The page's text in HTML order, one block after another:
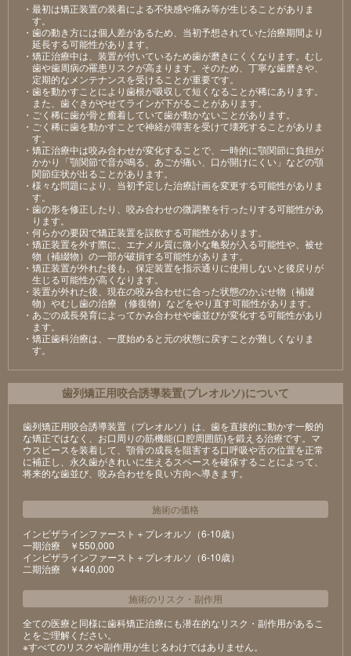
・最初は矯正装置の装着による不快感や痛み等が生じることがありま
す。
・歯の動き方には個人差があるため、当初予想されていた治療期間より
延長する可能性があります。
・矯正治療中は、装置が付いているため歯が磨きにくくなります。むし
歯や歯周病の罹患リスクが高まります。そのため、丁寧な歯磨きや、
定期的なメンテナンスを受けることが重要です。
・歯を動かすことにより歯根が吸収して短くなることが稀にあります。
また、歯ぐきがやせてラインが下がることがあります。
・ごく稀に歯が骨と癒着していて歯が動かないことがあります。
・ごく稀に歯を動かすことで神経が障害を受けて壊死することがありま
す。
・矯正治療中は咬み合わせが変化することで、一時的に顎関節に負担が
かかり「顎関節で音が鳴る、あごが痛い、口が開けにくい」などの顎
関節症状が出ることがあります。
・様々な問題により、当初予定した治療計画を変更する可能性がありま
す。
・歯の形を修正したり、咬み合わせの微調整を行ったりする可能性があ
ります。
・何らかの要因で矯正装置を誤飲する可能性があります。
・矯正装置を外す際に、エナメル質に微小な亀裂が入る可能性や、被せ
物（補綴物）の一部が破損する可能性があります。
・矯正装置が外れた後も、保定装置を指示通りに使用しないと後戻りが
生じる可能性が高くなります。
・装置が外れた後、現在の咬み合わせに合った状態のかぶせ物（補綴
物）やむし歯の治療 （修復物）などをやり直す可能性があります。
・あごの成長発育によってかみ合わせや歯並びが変化する可能性があり
ます。
・矯正歯科治療は、一度始めると元の状態に戻すことが難しくなりま
す。
⻭列矯正⽤咬合誘導装置(プレオルソ)について
歯列矯正用咬合誘導装置（プレオルソ）は、歯を直接的に動かす一般的
な矯正ではなく、お口周りの筋機能(口腔周囲筋)を鍛える治療です。マ
ウスピースを装着して、顎骨の成長を阻害する口呼吸や舌の位置を正常
に補正し、永久歯がきれいに生えるスペースを確保することによって、
将来的な歯並び、咬み合わせを良い方向へ導きます。
施術の価格
インビザラインファースト＋プレオルソ（6-10歳）
⼀期治療 ￥550,000
インビザラインファースト＋プレオルソ（6-10歳）
⼆期治療 ￥440,000
施術のリスク ・ 副作用
全ての医療と同様に歯科矯正治療にも潜在的なリスク・副作用があるこ
とをご理解ください。
※すべてのリスクや副作用が生じるわけではありません。